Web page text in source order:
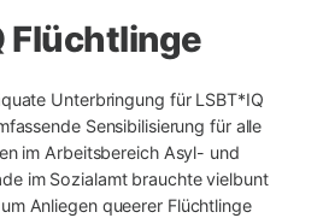
Flüchtlinge
Unterbringung für LSBT*IQ
Sensibilisierung für alle
im Arbeitsbereich Asyl- und
im Sozialamt brauchte vielbunt
Anliegen queerer Flüchtlinge